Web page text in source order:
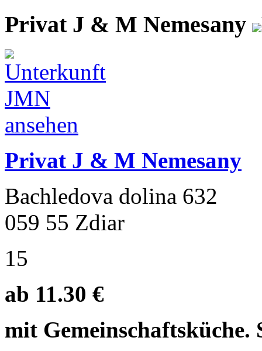
Privat J & M Nemesany
Privat J & M Nemesany
Bachledova dolina 632
059 55 Zdiar
15
ab 11.30 €
mit